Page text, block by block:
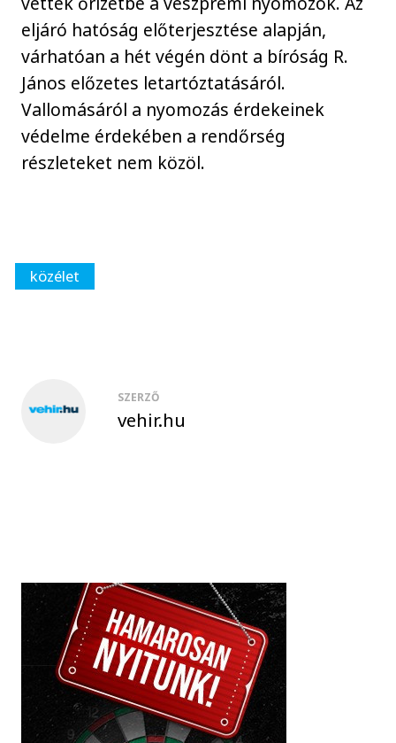
eljáró hatóság előterjesztése alapján,
várhatóan a hét végén dönt a bíróság R.
János előzetes letartóztatásáról.
Vallomásáról a nyomozás érdekeinek
védelme érdekében a rendőrség
részleteket nem közöl.
közélet
SZERZŐ
vehir.hu